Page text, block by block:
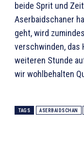
beide Sprit und
Aserbaidschaner
geht, wird
verschwinden, das
weiteren Stunde
wir wohlbehalten
TAGS ASERBAIDSCHAN